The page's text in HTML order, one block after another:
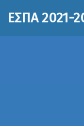
ΕΣΠΑ 2021-